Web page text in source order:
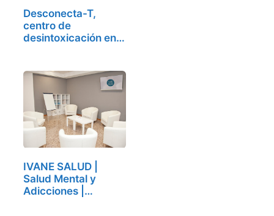
Desconecta-T,
centro de
desintoxicación en
IVANE SALUD |
Salud Mental y
Adicciones |